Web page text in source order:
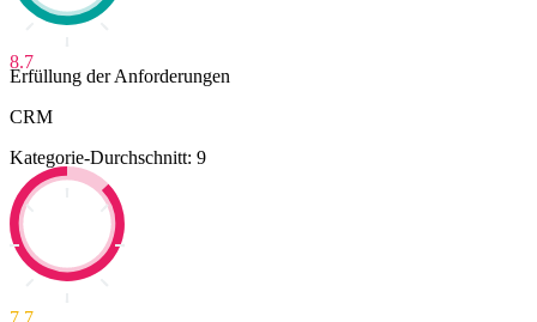
8.7
Erfüllung der Anforderungen
CRM
Kategorie-Durchschnitt: 9